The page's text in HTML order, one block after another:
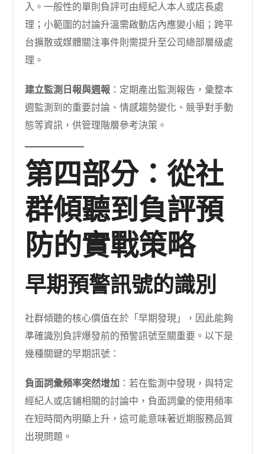
入。一般性的單則負評可由經紀人本人或店長處
理；小範圍的討論升溫需啟動店內應變小組；跨平
台擴散或媒體關注事件則需提升至公司總部層級處
理。
建立監測日報與週報 ：定期產出監測報告，彙整本
週監測到的重要討論、情感趨勢變化、競爭對手動
態等資訊，供管理階層參考決策。
第四部分：從社
群傾聽到負評預
防的實戰策略
早期預警訊號的識別
社群傾聽的核心價值在於「早期發現」，因此能夠
準確識別負評爆發前的預警訊號至關重要。以下是
幾種關鍵的早期訊號：
負面詞彙頻率突然增加 ：若在監測中發現，與特定
經紀人或店鋪相關的討論中，負面詞彙的使用頻率
在短時間內明顯上升，這可能意味著近期服務品質
出現問題。